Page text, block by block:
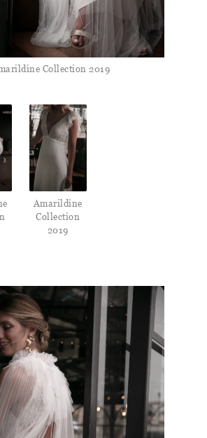
Collection 2019
Amarildine
Collection
2019